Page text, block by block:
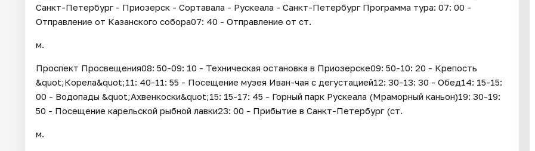
Санкт-Петербург - Приозерск - Сортавала - Рускеала - Санкт-Петербург Программа тура: 07: 00 -
Отправление от Казанского собора07: 40 - Отправление от ст.
м.
Проспект Просвещения08: 50-09: 10 - Техническая остановка в Приозерске09: 50-10: 20 - Крепость
&quot;Корела&quot;11: 40-11: 55 - Посещение музея Иван-чая с дегустацией12: 30-13: 30 - Обед14: 15-15:
00 - Водопады &quot;Ахвенкоски&quot;15: 15-17: 45 - Горный парк Рускеала (Мраморный каньон)19: 30-19:
50 - Посещение карельской рыбной лавки23: 00 - Прибытие в Санкт-Петербург (ст.
м.